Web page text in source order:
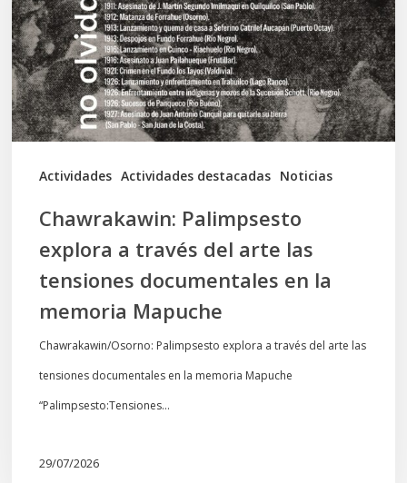
Actividades Actividades destacadas Noticias
través
del
arte
las
tensiones
documentales
memoria
Mapuche
Chawrakawin: Palimpsesto
explora a través del arte las
tensiones documentales en la
memoria Mapuche
Chawrakawin/Osorno: Palimpsesto explora a través del arte las
tensiones documentales en la memoria Mapuche
“Palimpsesto:Tensiones…
29/07/2026